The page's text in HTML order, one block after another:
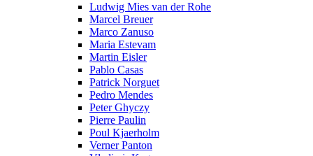
Ludwig Mies van der Rohe
Marcel Breuer
Marco Zanuso
Maria Estevam
Martin Eisler
Pablo Casas
Patrick Norguet
Pedro Mendes
Peter Ghyczy
Pierre Paulin
Poul Kjaerholm
Verner Panton